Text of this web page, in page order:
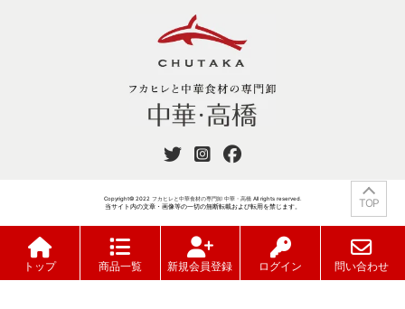
Copyright© 2022 フカヒレと中華食材の専門卸 中華・高橋All rights reserved.
当サイト内の文章・画像等の一切の無断転載および転用を禁じます。
トップ 商品一覧 新規会員登録 ログイン 問い合わせ
TOP